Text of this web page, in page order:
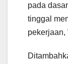
pada
tinggal
pekerjaan,